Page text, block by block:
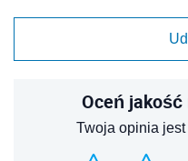
Oceń jakość
Twoja opinia